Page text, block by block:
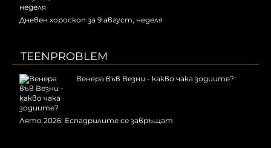
Дневен хороскоп за 9 август, неделя
TEENPROBLEM
Венера във Везни - какво чака зодиите?
Лято 2026: Еспадрилите се завръщат